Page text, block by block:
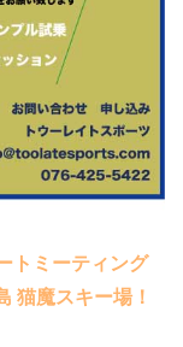
トミーティング
猫魔スキー場！